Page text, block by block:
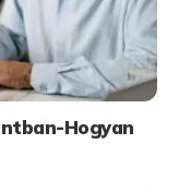
Hogyan